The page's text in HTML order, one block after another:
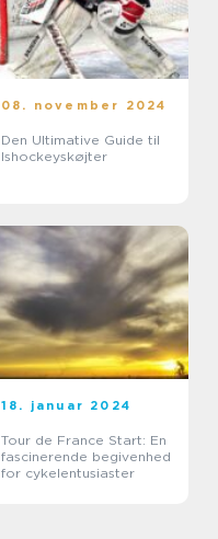
08. november 2024
Den Ultimative Guide til
Ishockeyskøjter
18. januar 2024
Tour de France Start: En
fascinerende begivenhed
for cykelentusiaster